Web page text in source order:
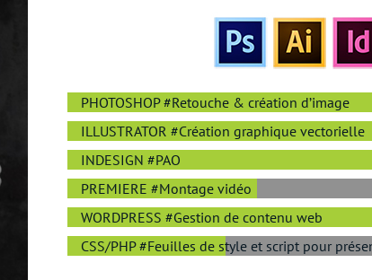
PHOTOSHOP #Retouche & création d’image
ILLUSTRATOR #Création graphique vectorielle
INDESIGN #PAO
PREMIERE #Montage vidéo
WORDPRESS #Gestion de contenu web
CSS/PHP #Feuilles de style et script pour